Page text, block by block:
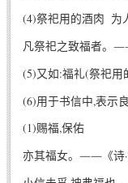
(4)祭祀用的酒肉 为
凡祭祀之致福者。
(5)又如:福礼(祭祀
(6)用于书信中,表示
(1)赐福,保佑
亦其福女。――《诗·